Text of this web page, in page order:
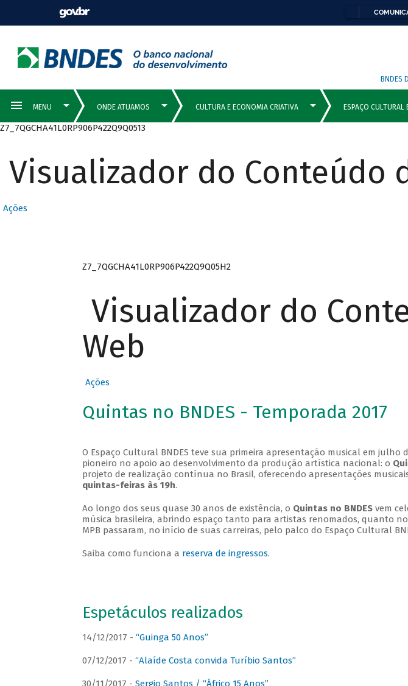
BNDES
Z7_7QGCHA41L0RP906P422Q9Q0513
Visualizador do Conteúdo
Ações
Z7_7QGCHA41L0RP906P422Q9Q05H2
Visualizador do
Web
Ações
Quintas no BNDES - Temporada 2017
O Espaço Cultural BNDES teve sua primeira apresentação musical em julho
pioneiro no apoio ao desenvolvimento da produção artística nacional: o
projeto de realização contínua no Brasil, oferecendo apresentações
quintas-feiras às 19h.
Ao longo dos seus quase 30 anos de existência, o Quintas no BNDESvem
música brasileira, abrindo espaço tanto para artistas renomados, quanto
MPB passaram, no início de suas carreiras, pelo palco do Espaço Cultural
Saiba como funciona a reserva de ingressos.
Espetáculos realizados
14/12/2017 - “Guinga 50 Anos”
07/12/2017 - “Alaíde Costa convida Turíbio Santos”